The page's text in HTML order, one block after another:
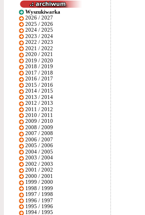
Wyszukiwarka
2026 / 2027
2025 / 2026
2024 / 2025
2023 / 2024
2022 / 2023
2021 / 2022
2020 / 2021
2019 / 2020
2018 / 2019
2017 / 2018
2016 / 2017
2015 / 2016
2014 / 2015
2013 / 2014
2012 / 2013
2011 / 2012
2010 / 2011
2009 / 2010
2008 / 2009
2007 / 2008
2006 / 2007
2005 / 2006
2004 / 2005
2003 / 2004
2002 / 2003
2001 / 2002
2000 / 2001
1999 / 2000
1998 / 1999
1997 / 1998
1996 / 1997
1995 / 1996
1994 / 1995